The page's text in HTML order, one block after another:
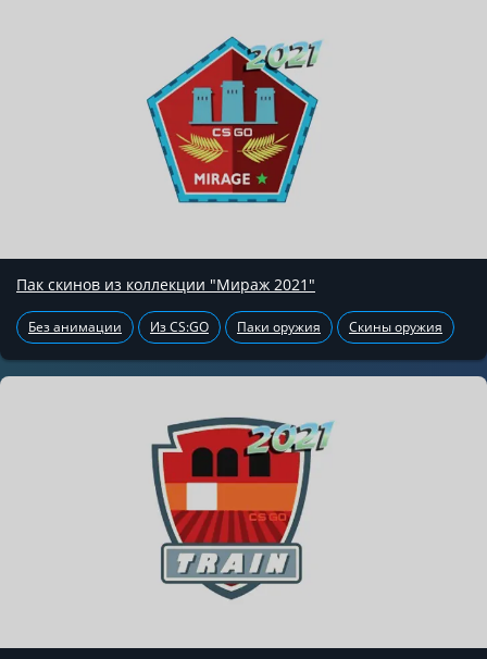
Пак скинов из коллекции "Мираж 2021"
Без анимации Из CS:GO Паки оружия Скины оружия